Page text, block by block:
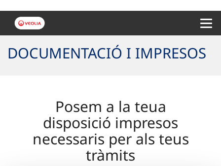
DOCUMENTACIÓ I IMPRESOS
Posem a la teua
disposició impresos
necessaris per als teus
tràmits